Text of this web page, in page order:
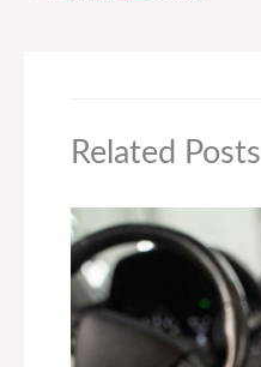
Related Posts